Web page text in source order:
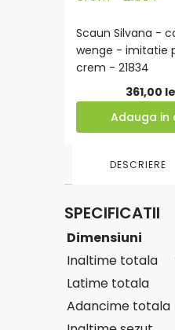
Scaun Silvana -
wenge - imitatie
crem - 21834
361,00
Adauga in
Adauga
in
DESCRIERE
SPECIFICATII
Dimensiuni
Inaltime totala
Latime totala
Adancime totala